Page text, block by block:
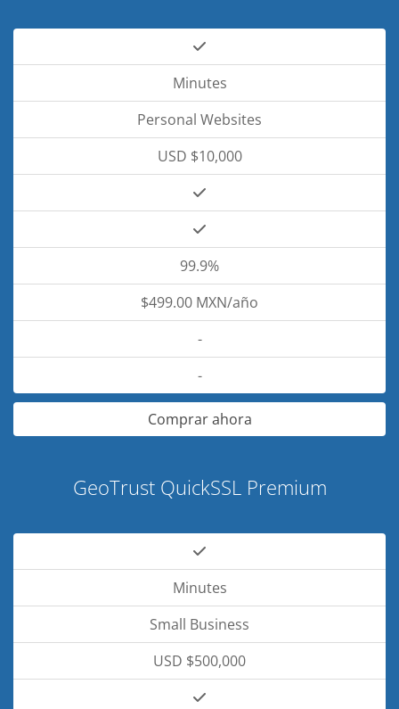
Minutes
Personal Websites
USD $10,000
99.9%
$499.00 MXN/año
-
-
Comprar ahora
GeoTrust QuickSSL Premium
Minutes
Small Business
USD $500,000